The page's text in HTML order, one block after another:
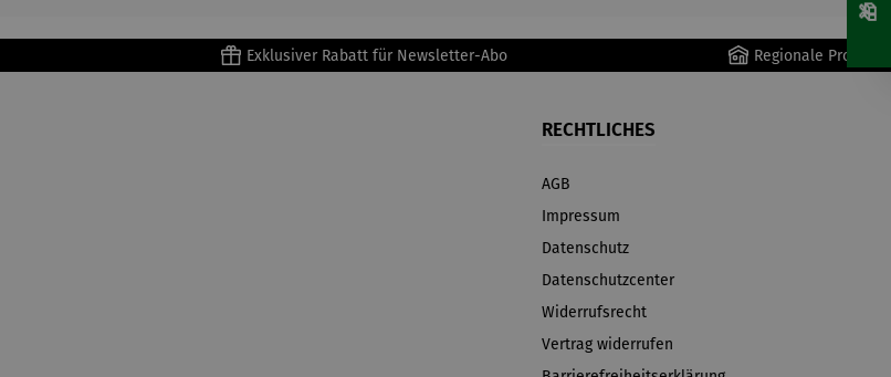
Exklusiver Rabatt für Newsletter-Abo Regionale Produkte
RECHTLICHES
AGB
Impressum
Datenschutz
Datenschutzcenter
Widerrufsrecht
Vertrag widerrufen